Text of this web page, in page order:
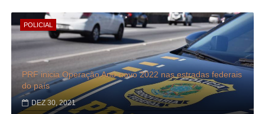
POLICIAL
PRF inicia Operação Ano-novo 2022 nas estradas federais
do país
DEZ 30, 2021